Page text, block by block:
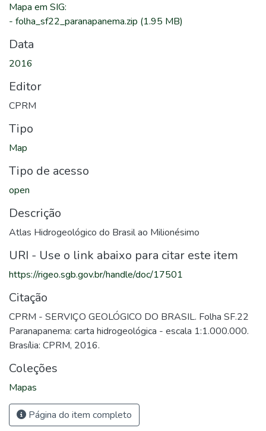
Mapa em SIG:
- folha_sf22_paranapanema.zip (1.95 MB)
Data
2016
Editor
CPRM
Tipo
Map
Tipo de acesso
open
Descrição
Atlas Hidrogeológico do Brasil ao Milionésimo
URI - Use o link abaixo para citar este item
https://rigeo.sgb.gov.br/handle/doc/17501
Citação
CPRM - SERVIÇO GEOLÓGICO DO BRASIL. Folha SF.22
Paranapanema: carta hidrogeológica - escala 1:1.000.000.
Brasília: CPRM, 2016.
Coleções
Mapas
Página do item completo